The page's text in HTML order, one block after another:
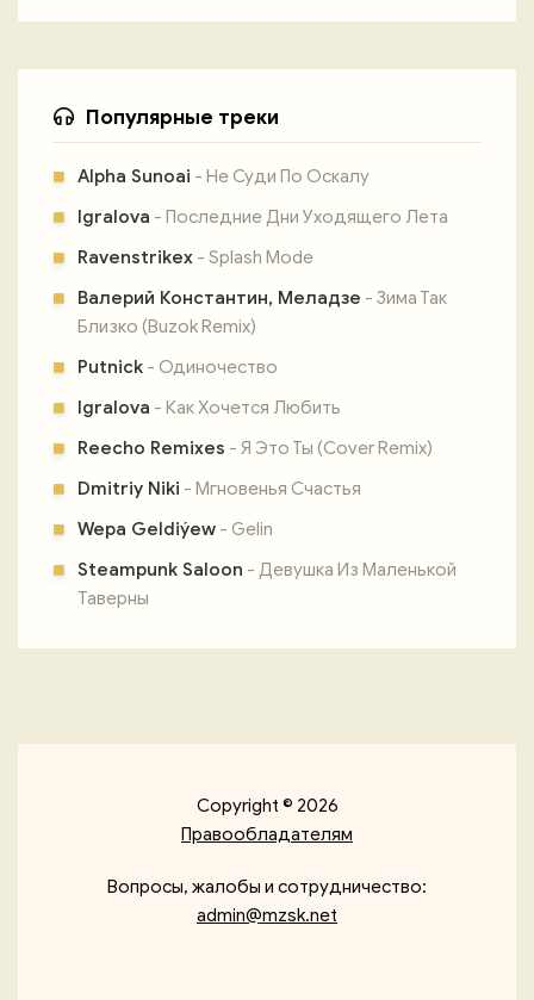
Популярные треки
Alpha Sunoai - Не Суди По Оскалу
Igralova - Последние Дни Уходящего Лета
Ravenstrikex - Splash Mode
Валерий Константин, Меладзе - Зима Так
Близко (Buzok Remix)
Putnick - Одиночество
Igralova - Как Хочется Любить
Reecho Remixes - Я Это Ты (Cover Remix)
Dmitriy Niki - Мгновенья Счастья
Wepa Geldiýew - Gelin
Steampunk Saloon - Девушка Из Маленькой
Таверны
Copyright © 2026
Правообладателям
Вопросы, жалобы и сотрудничество:
admin@mzsk.net